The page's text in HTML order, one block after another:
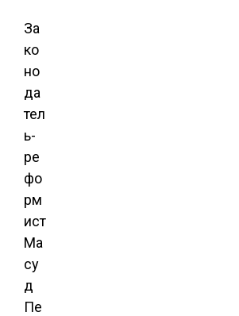
За
ко
но
да
тел
ь-
ре
фо
рм
ист
Ма
су
д
Пе